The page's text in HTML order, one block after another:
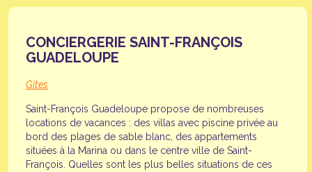
CONCIERGERIE SAINT-FRANÇOIS
GUADELOUPE
Gîtes
Saint-François Guadeloupe propose de nombreuses
locations de vacances : des villas avec piscine privée au
bord des plages de sable blanc, des appartements
situées à la Marina ou dans le centre ville de Saint-
François. Quelles sont les plus belles situations de ces